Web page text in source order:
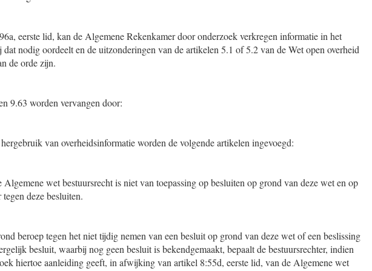
eerste lid, kan de Algemene Rekenkamer door onderzoek verkregen informatie in het
nodig oordeelt en de uitzonderingen van de artikelen 5.1 of 5.2 van de Wet open overheid
de orde zijn.
9.63 worden vervangen door:
van overheidsinformatie worden de volgende artikelen ingevoegd:
Algemene wet bestuursrecht is niet van toepassing op besluiten op grond van deze wet en op
deze besluiten.
beroep tegen het niet tijdig nemen van een besluit op grond van deze wet of een beslissing
besluit, waarbij nog geen besluit is bekendgemaakt, bepaalt de bestuursrechter, indien
hiertoe aanleiding geeft, in afwijking van artikel 8:55d, eerste lid, van de Algemene wet